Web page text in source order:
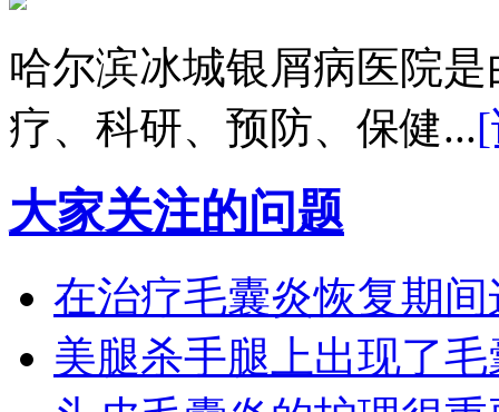
哈尔滨冰城银屑病医院
疗、科研、预防、保健...
大家关注的问题
在治疗毛囊炎恢复期
美腿杀手腿上出现了